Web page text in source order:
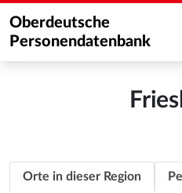
Oberdeutsche
Personendatenbank
Orte in dieser Region